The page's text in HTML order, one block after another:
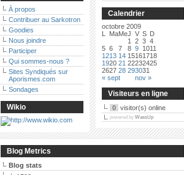
À propos
Contribuer au Sarkotron
Goodies
Nous joindre
Participer
Qui sommes-nous ?
Sites Syndiqués sur
Aporismes.com
Sondages
Wikio
Calendrier
octobre 2009
L
MaMeJ V S D
« sept nov »
1 2 3 4
5 6 7 8 9 1011
1213 14 15161718
1920 21 22232425
2627 28 293031
Visiteurs en ligne
0 visitor(s) online
powered by WassUp
Blog Metrics
Blog stats